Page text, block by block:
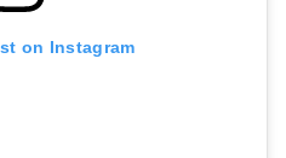
on Instagram